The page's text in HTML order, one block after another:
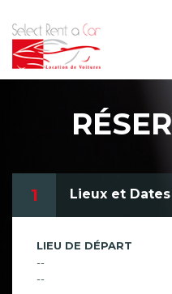
1 Lieux et Dates
LIEU DE DÉPART
--
--